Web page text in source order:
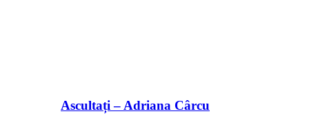
Ascultați – Adriana Cârcu